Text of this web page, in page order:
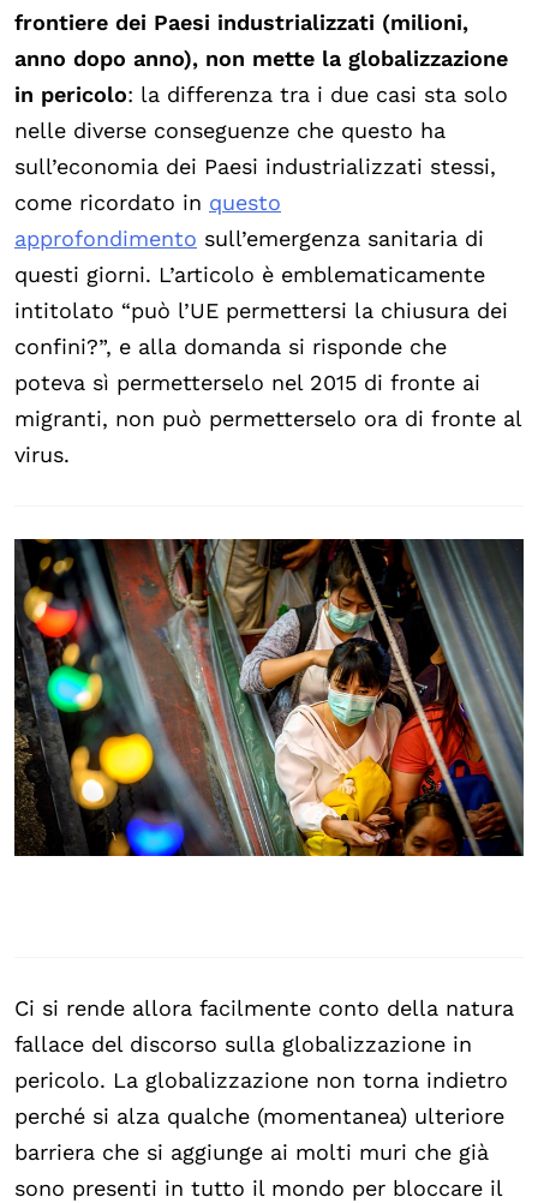
frontiere dei Paesi industrializzati (milioni,
anno dopo anno), non mette la globalizzazione
in pericolo: la differenza tra i due casi sta solo
nelle diverse conseguenze che questo ha
sull’economia dei Paesi industrializzati stessi,
come ricordato in questo
approfondimento sull’emergenza sanitaria di
questi giorni. L’articolo è emblematicamente
intitolato “può l’UE permettersi la chiusura dei
confini?”, e alla domanda si risponde che
poteva sì permetterselo nel 2015 di fronte ai
migranti, non può permetterselo ora di fronte al
virus.
Ci si rende allora facilmente conto della natura
fallace del discorso sulla globalizzazione in
pericolo. La globalizzazione non torna indietro
perché si alza qualche (momentanea) ulteriore
barriera che si aggiunge ai molti muri che già
sono presenti in tutto il mondo per bloccare il